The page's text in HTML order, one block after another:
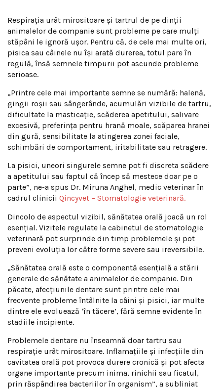
Respirația urât mirositoare și tartrul de pe dinții
animalelor de companie sunt probleme pe care mulți
stăpâni le ignoră ușor. Pentru că, de cele mai multe ori,
pisica sau câinele nu își arată durerea, totul pare în
regulă, însă semnele timpurii pot ascunde probleme
serioase.
„Printre cele mai importante semne se numără: halenă,
gingii roșii sau sângerânde, acumulări vizibile de tartru,
dificultate la masticație, scăderea apetitului, salivare
excesivă, preferința pentru hrană moale, scăparea hranei
din gură, sensibilitate la atingerea zonei faciale,
schimbări de comportament, iritabilitate sau retragere.
La pisici, uneori singurele semne pot fi discreta scădere
a apetitului sau faptul că încep să mestece doar pe o
parte”, ne-a spus Dr. Miruna Anghel, medic veterinar în
cadrul clinicii Qincyvet – Stomatologie veterinară.
Dincolo de aspectul vizibil, sănătatea orală joacă un rol
esențial. Vizitele regulate la cabinetul de stomatologie
veterinară pot surprinde din timp problemele și pot
preveni evoluția lor către forme severe sau ireversibile.
„Sănătatea orală este o componentă esențială a stării
generale de sănătate a animalelor de companie. Din
păcate, afecțiunile dentare sunt printre cele mai
frecvente probleme întâlnite la câini și pisici, iar multe
dintre ele evoluează ‘în tăcere’, fără semne evidente în
stadiile incipiente.
Problemele dentare nu înseamnă doar tartru sau
respirație urât mirositoare. Inflamațiile și infecțiile din
cavitatea orală pot provoca durere cronică și pot afecta
organe importante precum inima, rinichii sau ficatul,
prin răspândirea bacteriilor în organism”, a subliniat